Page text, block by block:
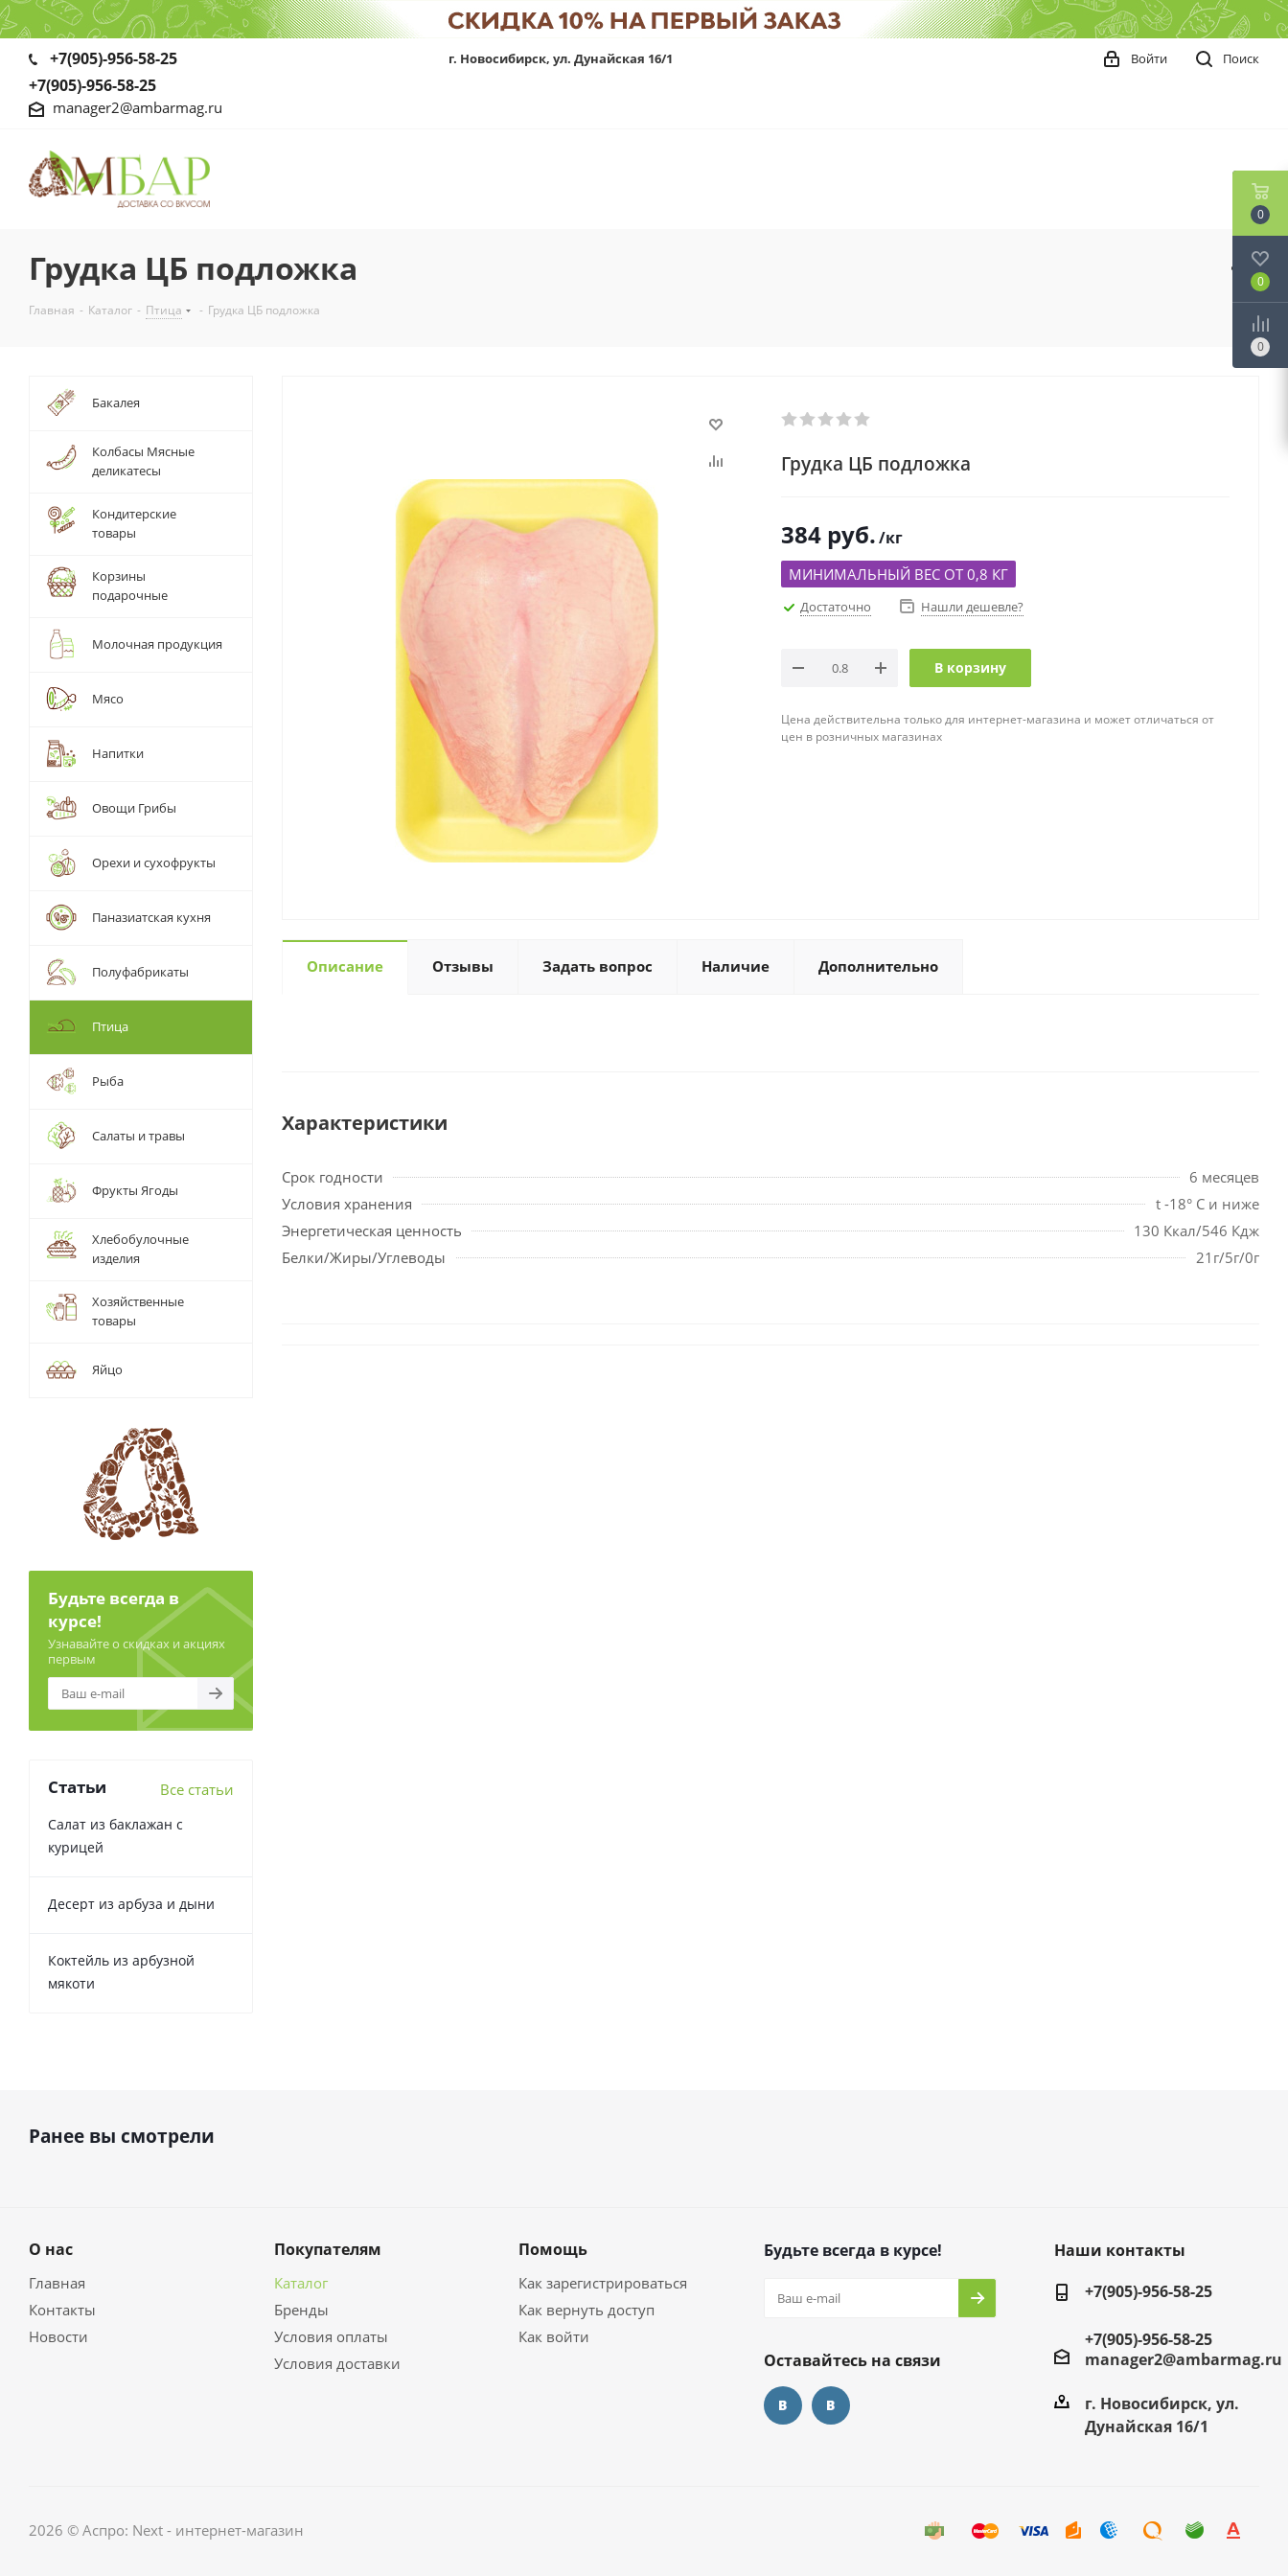
+7(905)-956-58-25
+7(905)-956-58-25
manager2@ambarmag.ru
г. Новосибирск, ул. Дунайская 16/1 Поиск
Войти
Грудка ЦБ подложка
Главная - Каталог - Птица - Грудка ЦБ подложка
Грудка ЦБ подложка
384 руб./кг
МИНИМАЛЬНЫЙ ВЕС ОТ 0,8 КГ
Достаточно Нашли дешевле?
В корзину
Цена действительна только для интернет-магазина и может отличаться от
цен в розничных магазинах
Описание Отзывы Задать вопрос Наличие Дополнительно
Характеристики
Срок годности
6 месяцев
Условия хранения
t -18° С и ниже
Энергетическая ценность
130 Ккал/546 Кдж
Белки/Жиры/Углеводы
21г/5г/0г
Бакалея
Колбасы Мясные
деликатесы
Кондитерские
товары
Корзины
подарочные
Молочная продукция
Мясо
Напитки
Овощи Грибы
Орехи и сухофрукты
Паназиатская кухня
Полуфабрикаты
Птица
Рыба
Салаты и травы
Фрукты Ягоды
Хлебобулочные
изделия
Хозяйственные
товары
Яйцо
Будьте всегда в
курсе!
Узнавайте о скидках и акциях
первым
Статьи Все статьи
Салат из баклажан с
курицей
Десерт из арбуза и дыни
Коктейль из арбузной
мякоти
Ранее вы смотрели
О нас
Главная
Контакты
Новости
Покупателям
Каталог
Бренды
Условия оплаты
Условия доставки
Помощь
Как зарегистрироваться
Как вернуть доступ
Как войти
Будьте всегда в курсе!
Оставайтесь на связи
Наши контакты
+7(905)-956-58-25
+7(905)-956-58-25
manager2@ambarmag.ru
г. Новосибирск, ул.
Дунайская 16/1
2026 © Аспро: Next - интернет-магазин
0
0
0